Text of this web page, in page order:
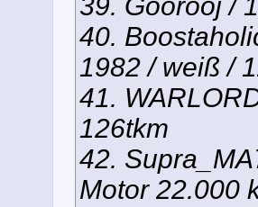
39. Goorooj /
40.
1982 / weiß /
41.
126tkm
42.
Motor 22.000